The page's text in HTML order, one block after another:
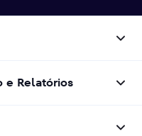
e Relatórios